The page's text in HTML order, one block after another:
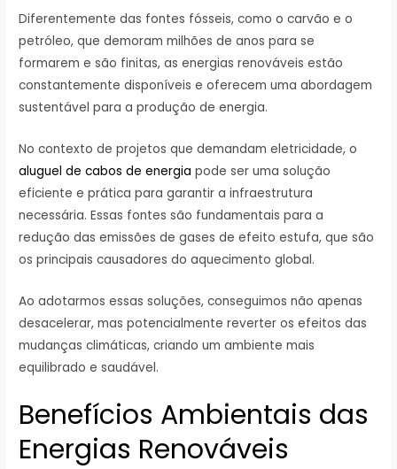
Diferentemente das fontes fósseis, como o carvão e o
petróleo, que demoram milhões de anos para se
formarem e são finitas, as energias renováveis estão
constantemente disponíveis e oferecem uma abordagem
sustentável para a produção de energia.
No contexto de projetos que demandam eletricidade, o
aluguel de cabos de energia pode ser uma solução
eficiente e prática para garantir a infraestrutura
necessária. Essas fontes são fundamentais para a
redução das emissões de gases de efeito estufa, que são
os principais causadores do aquecimento global.
Ao adotarmos essas soluções, conseguimos não apenas
desacelerar, mas potencialmente reverter os efeitos das
mudanças climáticas, criando um ambiente mais
equilibrado e saudável.
Benefícios Ambientais das
Energias Renováveis